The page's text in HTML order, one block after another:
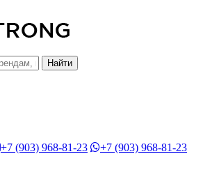
+7 (903) 968-81-23 +7 (903) 968-81-23